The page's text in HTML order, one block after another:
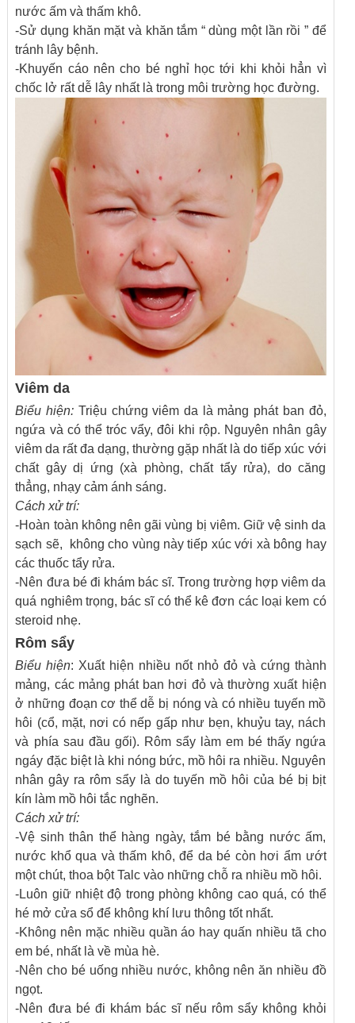
nước ấm và thấm khô.
-Sử dụng khăn mặt và khăn tắm “ dùng một lần rồi ” để
tránh lây bệnh.
-Khuyến cáo nên cho bé nghỉ học tới khi khỏi hẳn vì
chốc lở rất dễ lây nhất là trong môi trường học đường.
Viêm da
Biểu hiện: Triệu chứng viêm da là mảng phát ban đỏ,
ngứa và có thể tróc vẩy, đôi khi rộp. Nguyên nhân gây
viêm da rất đa dạng, thường gặp nhất là do tiếp xúc với
chất gây dị ứng (xà phòng, chất tẩy rửa), do căng
thẳng, nhạy cảm ánh sáng.
Cách xử trí:
-Hoàn toàn không nên gãi vùng bị viêm. Giữ vệ sinh da
sạch sẽ, không cho vùng này tiếp xúc với xà bông hay
các thuốc tẩy rửa.
-Nên đưa bé đi khám bác sĩ. Trong trường hợp viêm da
quá nghiêm trọng, bác sĩ có thể kê đơn các loại kem có
steroid nhẹ.
Rôm sẩy
Biểu hiện: Xuất hiện nhiều nốt nhỏ đỏ và cứng thành
mảng, các mảng phát ban hơi đỏ và thường xuất hiện
ở những đoạn cơ thể dễ bị nóng và có nhiều tuyến mồ
hôi (cổ, mặt, nơi có nếp gấp như bẹn, khuỷu tay, nách
và phía sau đầu gối). Rôm sẩy làm em bé thấy ngứa
ngáy đặc biệt là khi nóng bức, mồ hôi ra nhiều. Nguyên
nhân gây ra rôm sẩy là do tuyến mồ hôi của bé bị bịt
kín làm mồ hôi tắc nghẽn.
Cách xử trí:
-Vệ sinh thân thể hàng ngày, tắm bé bằng nước ấm,
nước khổ qua và thấm khô, để da bé còn hơi ẩm ướt
một chút, thoa bột Talc vào những chỗ ra nhiều mồ hôi.
-Luôn giữ nhiệt độ trong phòng không cao quá, có thể
hé mở cửa sổ để không khí lưu thông tốt nhất.
-Không nên mặc nhiều quần áo hay quấn nhiều tã cho
em bé, nhất là về mùa hè.
-Nên cho bé uống nhiều nước, không nên ăn nhiều đồ
ngọt.
-Nên đưa bé đi khám bác sĩ nếu rôm sẩy không khỏi